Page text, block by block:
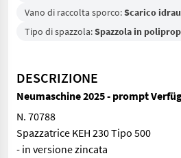
Vano di raccolta sporco:Scarico
Tipo di spazzola:Spazzola in
DESCRIZIONE
Neumaschine 2025 - prompt
N. 70788
Spazzatrice KEH 230 Tipo 500
- in versione zincata